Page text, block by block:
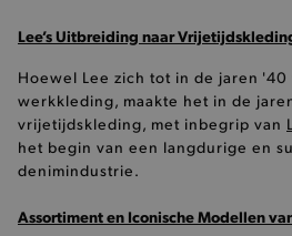
Lee’s Uitbreiding naar
Hoewel Lee zich tot in de jaren
werkkleding, maakte het in de
vrijetijdskleding, met inbegrip van
het begin van een langdurige en
denimindustrie.
Assortiment en Iconische Modellen